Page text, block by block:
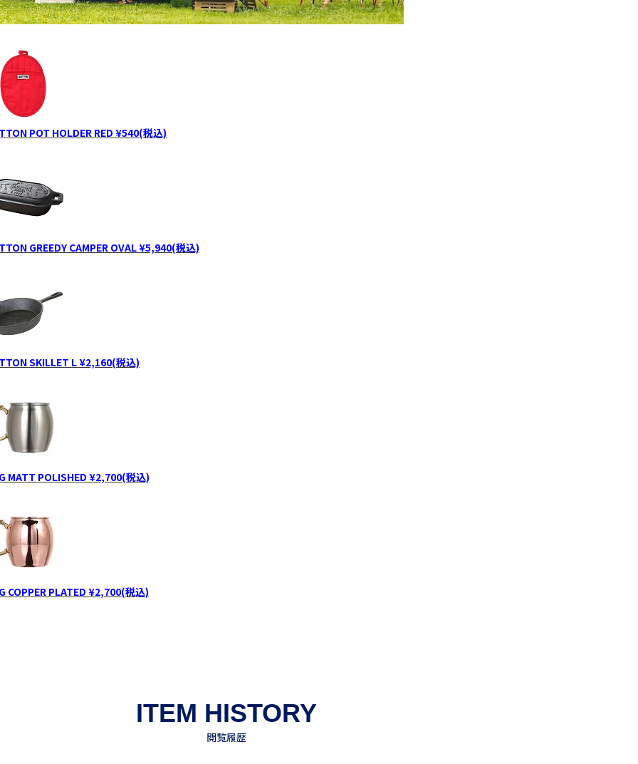
POT HOLDER RED ¥540(税込)
GREEDY CAMPER OVAL ¥5,940(税込)
SKILLET L ¥2,160(税込)
MATT POLISHED ¥2,700(税込)
COPPER PLATED ¥2,700(税込)